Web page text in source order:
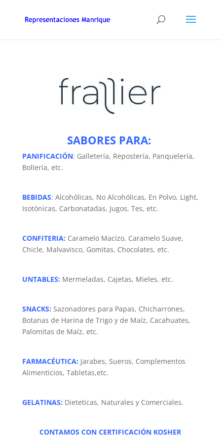
SABORES PARA:
PANIFICACIÓN: Galletería, Repostería, Panquelería,
Bollería, etc.
BEBIDAS: Alcohólicas, No Alcohólicas, En Polvo, Light,
Isotónicas, Carbonatadas, Jugos, Tes, etc.
CONFITERIA: Caramelo Macizo, Caramelo Suave,
Chicle, Malvavisco, Gomitas, Chocolates, etc.
UNTABLES: Mermeladas, Cajetas, Mieles, etc.
SNACKS: Sazonadores para Papas, Chicharrones,
Botanas de Harina de Trigo y de Maíz, Cacahuates,
Palomitas de Maíz, etc.
FARMACÉUTICA: Jarabes, Sueros, Complementos
Alimenticios, Tabletas,etc.
GELATINAS: Dieteticas, Naturales y Comerciales.
CONTAMOS CON CERTIFICACIÓN KOSHER